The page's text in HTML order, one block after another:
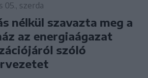
05., szerda
nélkül szavazta meg a
az energiaágazat
szóló